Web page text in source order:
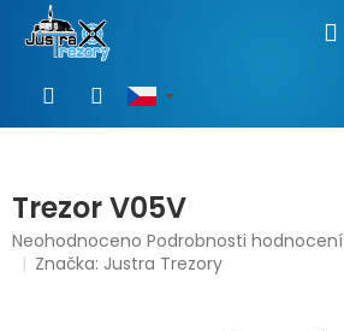
obsah
Trezor V05V
Průměrné
hodnocení
Neohodnoceno Podrobnosti hodnocení
Značka: Justra Trezory